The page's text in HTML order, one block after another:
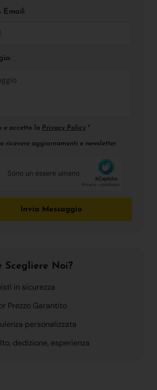
Email:
e accetto la Privacy Policy *
ricevere aggiornamenti e newsletter
Invia Messaggio
Scegliere Noi?
in sicurezza
Prezzo Garantito
personalizzata
dedizione, esperienza